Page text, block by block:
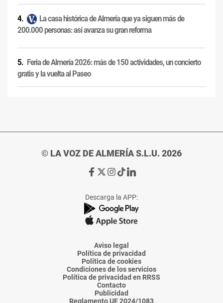
La casa histórica de Almería que ya siguen más de
200.000 personas: así avanza su gran reforma
Feria de Almería 2026: más de 150 actividades, un concierto
gratis y la vuelta al Paseo
© LA VOZ DE ALMERÍA S.L.U. 2026
Ir
de
La
Voz
Almería
Ir
de
La
Voz
Almería
Ir
de
La
Voz
Almería
Ir
de
La
Voz
Almería
Ir
de
La
Voz
Descarga la APP:
Aviso legal
Política de privacidad
Política de cookies
Condiciones de los servicios
Política de privacidad en RRSS
Contacto
Publicidad
Reglamento UE 2024/1083